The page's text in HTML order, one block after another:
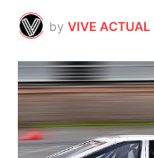
by VIVE ACTUAL